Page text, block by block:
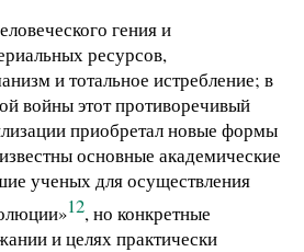
гения и
ресурсов,
и тотальное истребление; в
войны этот противоречивый
приобретал новые формы
основные академические
ученых для осуществления
12, но конкретные
и целях практически